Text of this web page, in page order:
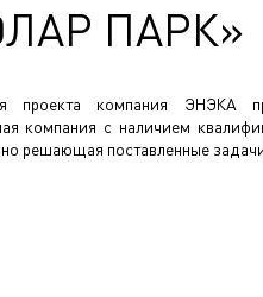
ПАРК»
проекта компания ЭНЭКА
компания с наличием
решающая поставленные